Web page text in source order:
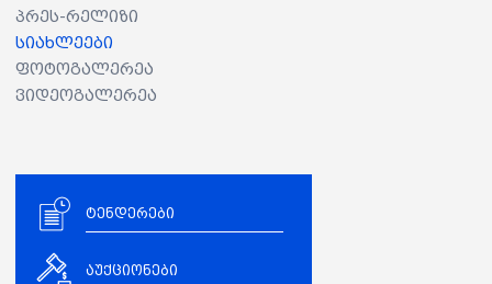
პრეს-რელიზი
სიახლეები
ფოტოგალერეა
ვიდეოგალერეა
ტენდერები
აუქციონები